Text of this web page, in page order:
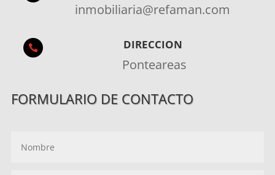
inmobiliaria@refaman.com
 DIRECCION
Ponteareas
FORMULARIO DE CONTACTO